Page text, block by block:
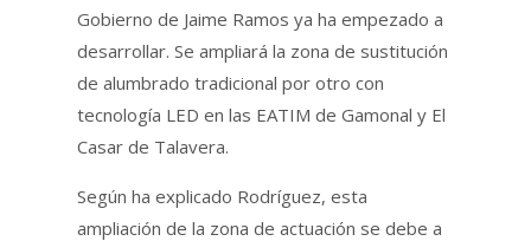
Gobierno de Jaime Ramos ya ha empezado a
desarrollar. Se ampliará la zona de sustitución
de alumbrado tradicional por otro con
tecnología LED en las EATIM de Gamonal y El
Casar de Talavera.
Según ha explicado Rodríguez, esta
ampliación de la zona de actuación se debe a